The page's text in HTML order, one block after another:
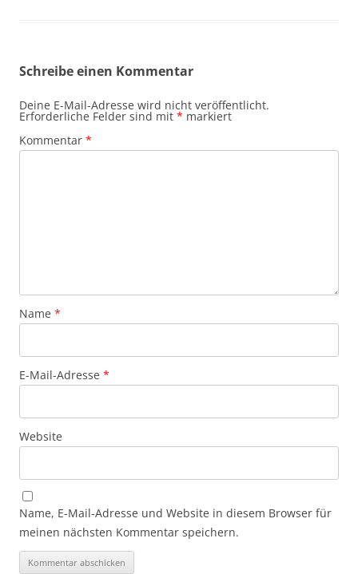
Schreibe einen Kommentar
Deine E-Mail-Adresse wird nicht veröffentlicht.
Erforderliche Felder sind mit * markiert
Kommentar *
Name *
E-Mail-Adresse *
Website
Name, E-Mail-Adresse und Website in diesem Browser für
meinen nächsten Kommentar speichern.